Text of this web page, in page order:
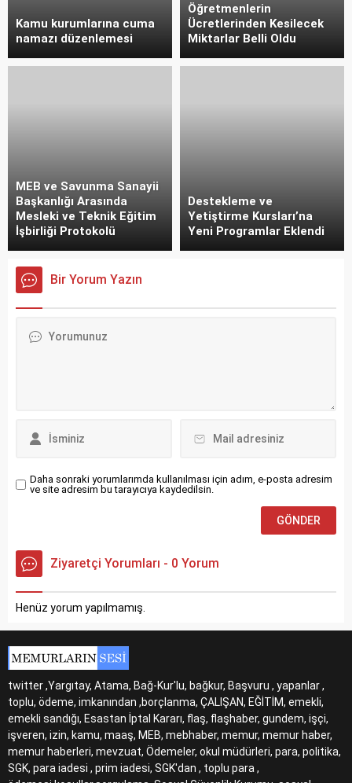
Kamu kurumlarına cuma
namazı düzenlemesi
Öğretmenlerin
Ücretlerinden Kesilecek
Miktarlar Belli Oldu
MEB ve Savunma Sanayii
Başkanlığı Arasında
Mesleki ve Teknik Eğitim
İşbirliği Protokolü
Destekleme ve
Yetiştirme Kursları’na
Yeni Programlar Eklendi
Bir Yorum Yazın
Daha sonraki yorumlarımda kullanılması için adım, e-posta adresim
ve site adresim bu tarayıcıya kaydedilsin.
Ziyaretçi Yorumları - 0 Yorum
Henüz yorum yapılmamış.
twitter ,Yargıtay, Atama, Bağ-Kur'lu, bağkur, Başvuru , yapanlar ,
toplu, ödeme, imkanından ,borçlanma, ÇALIŞAN, EĞİTİM, emekli,
emekli sandığı, Esastan İptal Kararı, flaş, flaşhaber, gundem, işçi,
işveren, izin, kamu, maaş, MEB, mebhaber, memur, memur haber,
memur haberleri, mevzuat, Ödemeler, okul müdürleri, para, politika,
SGK, para iadesi , prim iadesi, SGK'dan , toplu para ,